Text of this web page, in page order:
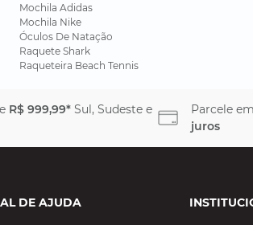
Mochila Adidas
Mochila Nike
Óculos De Natação
Raquete Shark
Raqueteira Beach Tennis
R$ 999,99* Sul, Sudeste e
Parcele
juros
DE AJUDA